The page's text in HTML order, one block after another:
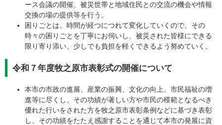
ース会議の開催、被災世帯と地域住民との交流の機会や情報
交換の場の提供等を行う。
困りごとは、時間が経つにつれて変化していくので、その
時々の困りごとを丁寧にお伺いし、被災された皆様にできる
限り寄り添い、少しでも負担を軽くできるよう努めていく。
令和７年度牧之原市表彰式の開催について
本市の市政の進展、産業の振興、文化の向上、市民福祉の増
進等に尽くし、その功績が著しい方や市民の模範となるべき
優れた行いをされた方を牧之原市表彰条例などに基づき表彰
し、その功績をたたえ感謝することを通じて本市の発展に資